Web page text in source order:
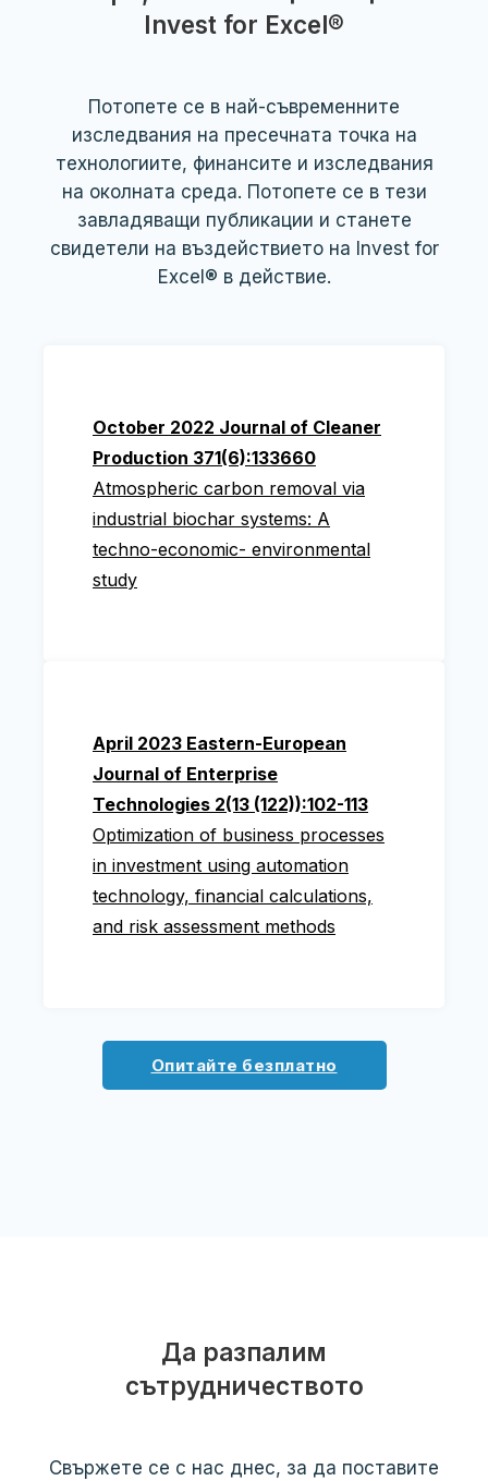
Invest for Excel®
Потопете се в най-съвременните
изследвания на пресечната точка на
технологиите, финансите и изследвания
на околната среда. Потопете се в тези
завладяващи публикации и станете
свидетели на въздействието на Invest for
Excel® в действие.
October 2022 Journal of Cleaner
Production 371(6):133660
Atmospheric carbon removal via
industrial biochar systems: A
techno-economic- environmental
study
April 2023 Eastern-European
Journal of Enterprise
Technologies 2(13 (122)):102-113
Optimization of business processes
in investment using automation
technology, financial calculations,
and risk assessment methods
Опитайте безплатно
Да разпалим
сътрудничеството
Свържете се с нас днес, за да поставите